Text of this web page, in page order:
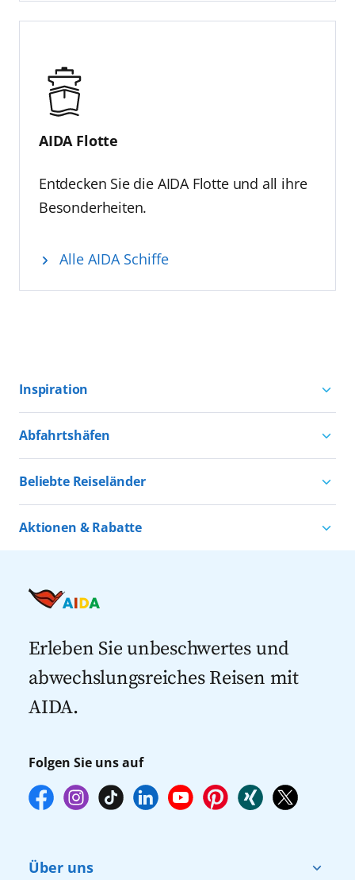
AIDA Flotte
Entdecken Sie die AIDA Flotte und all ihre
Besonderheiten.
Alle AIDA Schiffe
Inspiration
Aktivurlaub mit AIDA
Kultururlaub mit AIDA
Abfahrtshäfen
Kreuzfahrten ab Hamburg
Kreuzfahrten ab Warnemünde
Beliebte Reiseländer
Kreuzfahrten nach Norwegen
Kreuzfahrten nach Italien
Aktionen & Rabatte
Last Minute Kreuzfahrten
Kreuzfahrten mit Flug
Kreuzfahrten 2027
Erleben Sie unbeschwertes und
abwechslungsreiches Reisen mit
AIDA.
Folgen Sie uns auf
Über uns